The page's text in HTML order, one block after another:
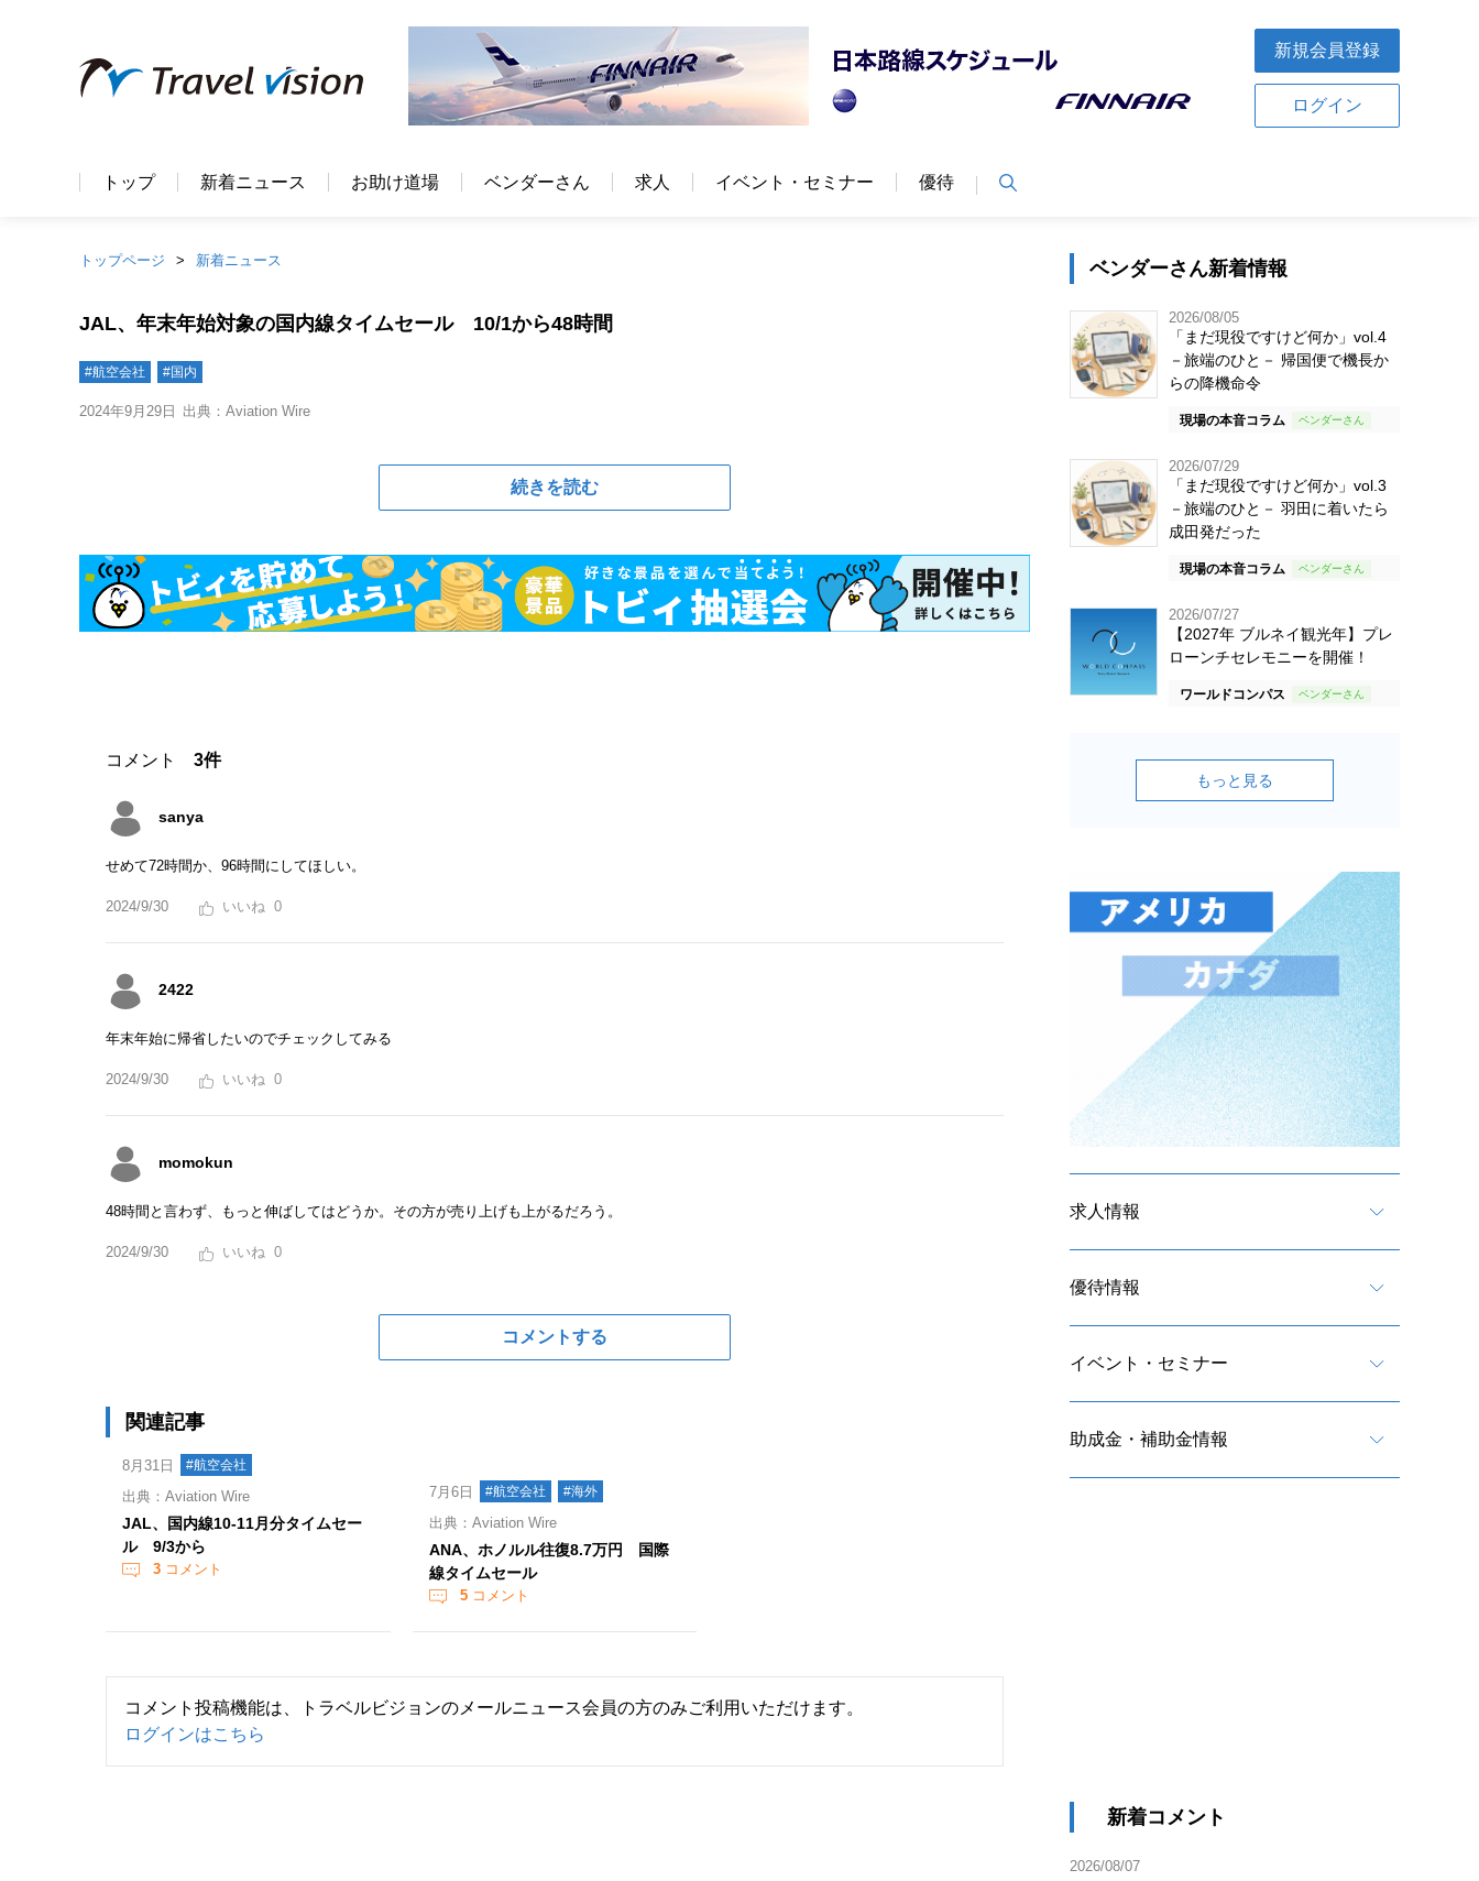
新規会員登録
ログイン
トップ 新着ニュース お助け道場 ベンダーさん 求人 イベント・セミナー 優待
トップページ 新着ニュース
JAL、年末年始対象の国内線タイムセール 10/1から48時間
#航空会社 #国内
2024年9月29日 出典：Aviation Wire
続きを読む
コメント 3件
sanya
せめて72時間か、96時間にしてほしい。
2024/9/30 0
2422
年末年始に帰省したいのでチェックしてみる
2024/9/30 0
momokun
48時間と言わず、もっと伸ばしてはどうか。その方が売り上げも上がるだろう。
2024/9/30 0
コメントする
関連記事
8月31日 #航空会社
出典：Aviation Wire
JAL、国内線10-11月分タイムセー
ル 9/3から
3 コメント
7月6日 #航空会社 #海外
出典：Aviation Wire
ANA、ホノルル往復8.7万円 国際
線タイムセール
5コメント
コメント投稿機能は、トラベルビジョンのメールニュース会員の方のみご利用いただけます。
ログインはこちら
ベンダーさん新着情報
2026/08/05
「まだ現役ですけど何か」vol.4
－旅端のひと－ 帰国便で機長か
らの降機命令
現場の本音コラム
2026/07/29
「まだ現役ですけど何か」vol.3
－旅端のひと－ 羽田に着いたら
成田発だった
現場の本音コラム
2026/07/27
【2027年 ブルネイ観光年】プレ
ローンチセレモニーを開催！
ワールドコンパス
もっと見る
求人情報
優待情報
イベント・セミナー
助成金・補助金情報
新着コメント
2026/08/07